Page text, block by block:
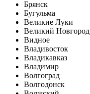
Брянск
Бугульма
Великие Луки
Великий Новгород
Видное
Владивосток
Владикавказ
Владимир
Волгоград
Волгодонск